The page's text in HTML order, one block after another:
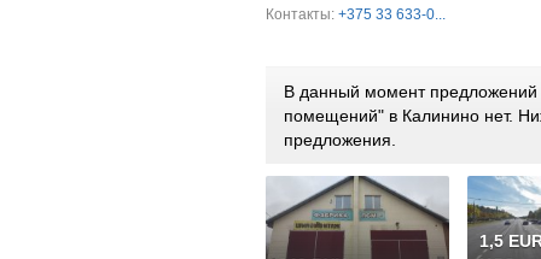
Контакты: +375 33 633-0...
В данный момент предложений
помещений" в Калинино нет.
предложения.
1,5